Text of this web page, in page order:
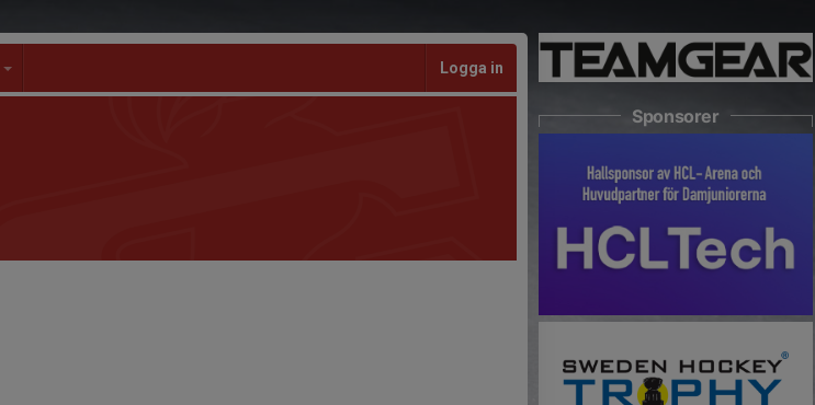
Logga in
Sponsorer